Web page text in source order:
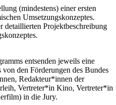
(mindestens) einer ersten
Umsetzungskonzeptes.
detaillierten Projektbeschreibung
entsenden jeweils eine
den Förderungen des Bundes
Redakteur*innen der
Vertreter*in Kino, Vertreter*in
in die Jury.